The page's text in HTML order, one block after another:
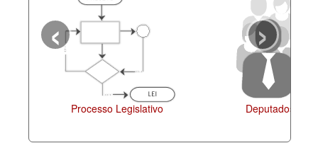
Processo Legislativo Deputados
‹ ›